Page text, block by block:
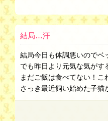
結局…汗
結局今日も体調悪いのでベ
でも昨日より元気な気がす
まだご飯は食べてない！
さっき最近飼い始めた子